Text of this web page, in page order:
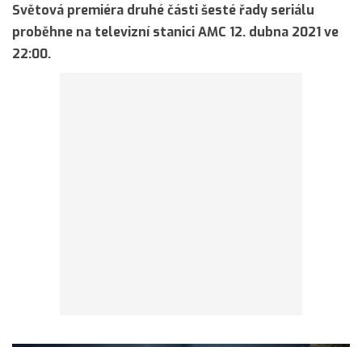
Světová premiéra druhé části šesté řady seriálu
proběhne na televizní stanici AMC 12. dubna 2021 ve
22:00.